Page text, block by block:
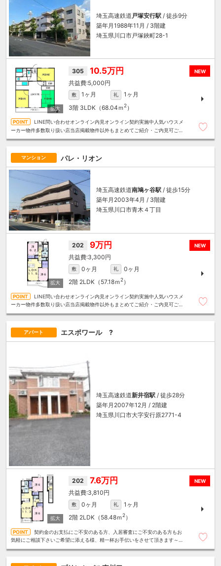
埼玉高速鉄道 戸塚安行駅 / 徒歩9分
築年月1988年11月 / 3階建
埼玉県川口市戸塚鋏町28-1
NEW
305 10.5万円
5,000円
敷 1ヶ月 礼
1ヶ月
3階 3LDK（68.04ｍ 2）
LINE問い合わせオンライン内見オンライン契約実施中人気ハウスメ
ーカー物件多数取り扱い店当店掲載物件以外もまとめてご紹介・ご内見可ご予
マンション パレ・リオン
埼玉高速鉄道南鳩ヶ谷駅 / 徒歩15分
築年月2003年4月 / 3階建
埼玉県川口市青木４丁目
NEW
202 9万円
3,300円
敷 0ヶ月 礼
0ヶ月
2階 2LDK（57.18ｍ 2）
LINE問い合わせオンライン内見オンライン契約実施中人気ハウスメ
ーカー物件多数取り扱い店当店掲載物件以外もまとめてご紹介・ご内見可ご予
アパート エスポワール ?
埼玉高速鉄道新井宿駅 / 徒歩28分
築年月2007年12月 / 2階建
埼玉県川口市大字安行原2771-4
NEW
202 7.6万円
3,810円
敷 0ヶ月 礼
1ヶ月
2階 2LDK（58.48ｍ 2）
契約金のお支払にご不安のある方、入居審査にご不安のある方もお
気軽にご相談下さいご希望に添える様、精一杯お手伝いをさせて頂きます～住